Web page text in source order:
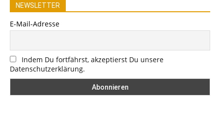
NEWSLETTER
E-Mail-Adresse
Indem Du fortfährst, akzeptierst Du unsere
Datenschutzerklärung.